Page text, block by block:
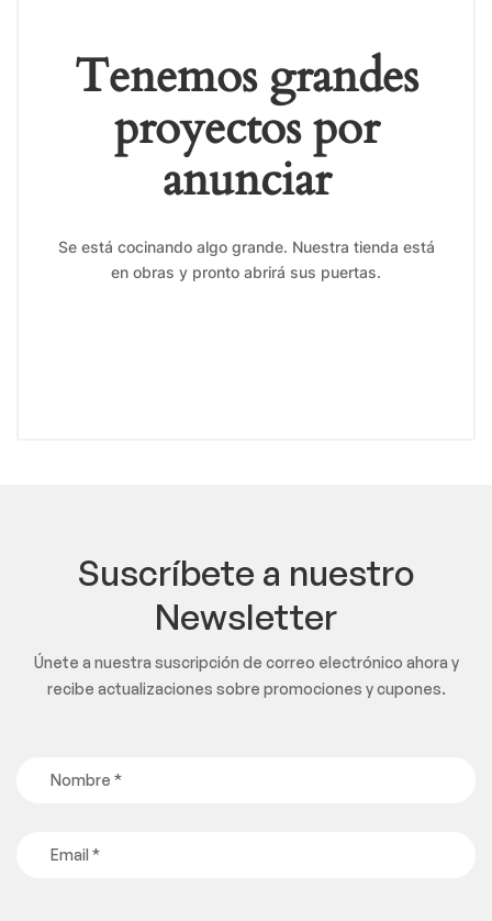
Tenemos grandes
proyectos por
anunciar
Se está cocinando algo grande. Nuestra tienda está
en obras y pronto abrirá sus puertas.
Suscríbete a nuestro
Newsletter
Únete a nuestra suscripción de correo electrónico ahora y
recibe actualizaciones sobre promociones y cupones.